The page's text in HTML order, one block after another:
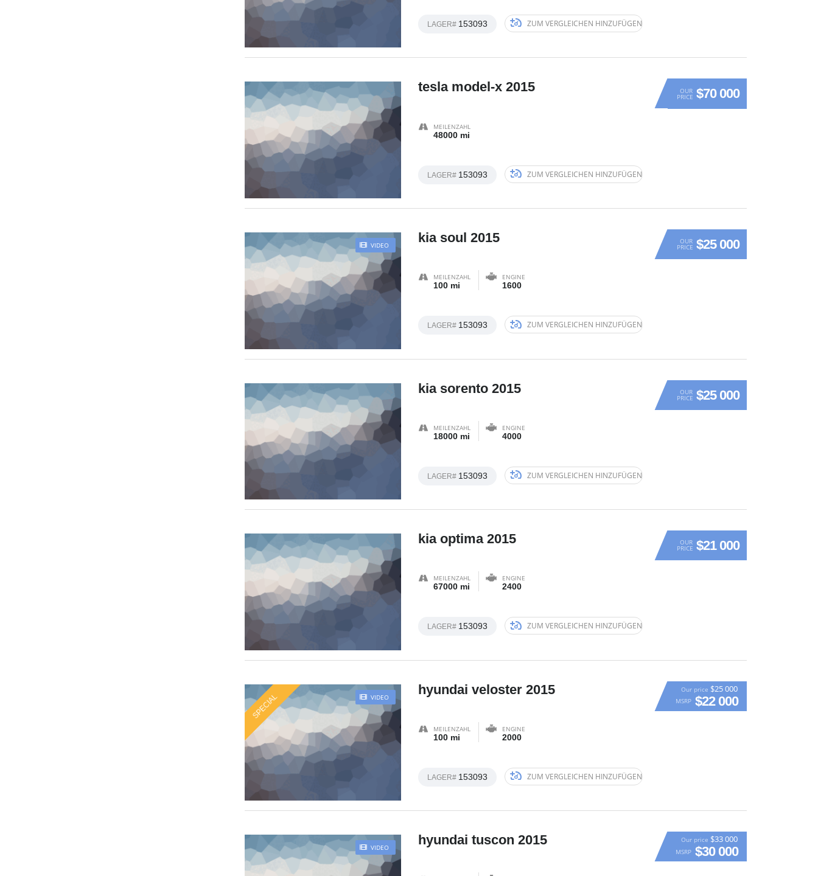
LAGER# 153093 ZUM VERGLEICHEN HINZUFÜGEN
OUR
PRICE $70 000
tesla model-x 2015
MEILENZAHL
48000 mi
LAGER# 153093 ZUM VERGLEICHEN HINZUFÜGEN
VIDEO OUR
PRICE $25 000
kia soul 2015
MEILENZAHL
100 mi
ENGINE
1600
LAGER# 153093 ZUM VERGLEICHEN HINZUFÜGEN
OUR
PRICE $25 000
kia sorento 2015
MEILENZAHL
18000 mi
ENGINE
4000
LAGER# 153093 ZUM VERGLEICHEN HINZUFÜGEN
OUR
PRICE $21 000
kia optima 2015
MEILENZAHL
67000 mi
ENGINE
2400
LAGER# 153093 ZUM VERGLEICHEN HINZUFÜGEN
VIDEO
SPECIAL
Our price $25 000
MSRP $22 000
hyundai veloster 2015
MEILENZAHL
100 mi
ENGINE
2000
LAGER# 153093 ZUM VERGLEICHEN HINZUFÜGEN
VIDEO
Our price $33 000
MSRP $30 000
hyundai tuscon 2015